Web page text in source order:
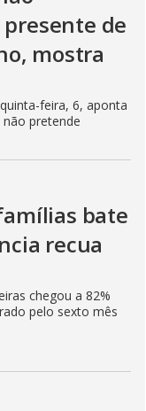
de
mostra
feira, 6, aponta
pretende
bate
recua
chegou a 82%
pelo sexto mês